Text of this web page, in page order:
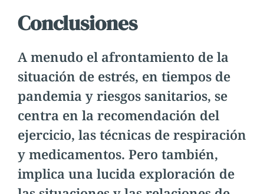
Conclusiones
A menudo el afrontamiento de la
situación de estrés, en tiempos de
pandemia y riesgos sanitarios, se
centra en la recomendación del
ejercicio, las técnicas de respiración
y medicamentos. Pero también,
implica una lucida exploración de